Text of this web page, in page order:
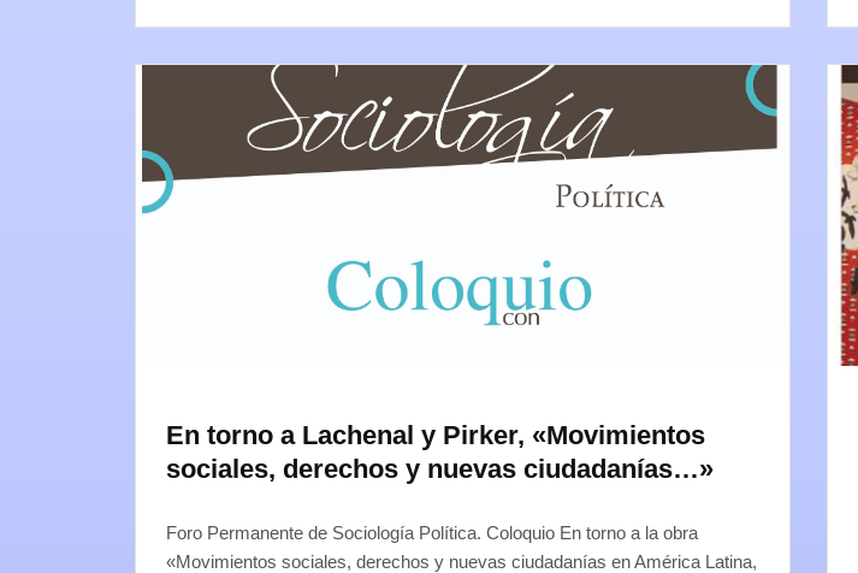
En torno a Lachenal y Pirker, «Movimientos
sociales, derechos y nuevas ciudadanías…»
Foro Permanente de Sociología Política. Coloquio En torno a la obra
«Movimientos sociales, derechos y nuevas ciudadanías en América Latina,